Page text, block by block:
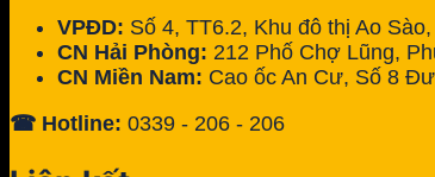
VPĐD: Số 4, TT6.2, Khu đô thị Ao
CN Hải Phòng: 212 Phố Chợ Lũng,
CN Miền Nam: Cao ốc An Cư, Số 8
☎ Hotline: 0339 - 206 - 206